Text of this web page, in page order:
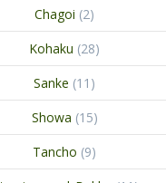
Chagoi 22
producten
Kohaku 2828
producten
Sanke 11 11
producten
Showa 1515
producten
Tancho 99
producten